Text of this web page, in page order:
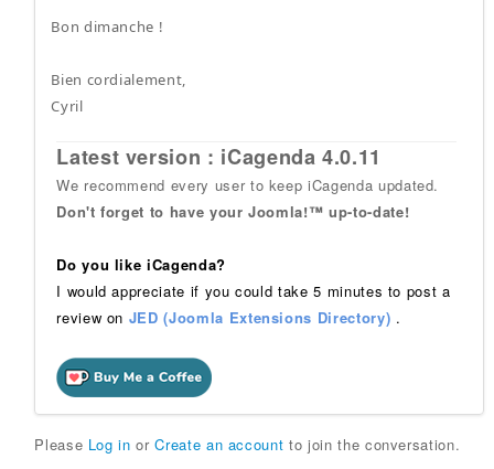
Bon dimanche !
Bien cordialement,
Cyril
Latest version : iCagenda 4.0.11
We recommend every user to keep iCagenda updated.
Don't forget to have your Joomla!™ up-to-date!
Do you like iCagenda?
I would appreciate if you could take 5 minutes to post a
review on JED (Joomla Extensions Directory) .
Please Log in orCreate an account to join the conversation.